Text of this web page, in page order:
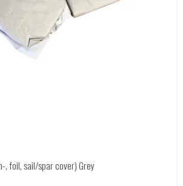
foil, sail/spar cover) Grey